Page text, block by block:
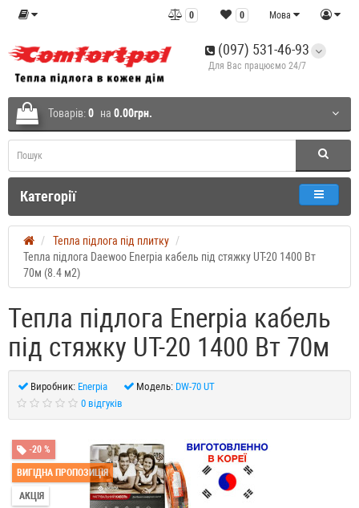
Мова
0
0
(097) 531-46-93
Для Вас працюємо 24/7
Товарів:0 на 0.00грн.
Категорії
Тепла підлога під плитку
Тепла підлога Daewoo Enerpia кабель під стяжку UT-20 1400 Вт
70м (8.4 м2)
Тепла підлога Enerpia кабель
під стяжку UT-20 1400 Вт 70м
Виробник: Enerpia Модель: DW-70 UT
0 відгуків
-20 %
ВИГІДНА ПРОПОЗИЦІЯ
АКЦІЯ